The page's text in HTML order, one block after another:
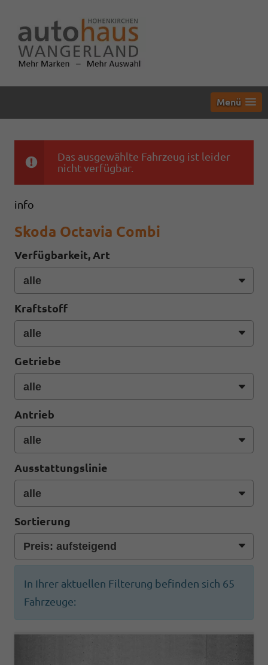
Menü
Das ausgewählte Fahrzeug ist leider
nicht verfügbar.
info
Skoda Octavia Combi
Verfügbarkeit, Art
Kraftstoff
Getriebe
Antrieb
Ausstattungslinie
Sortierung
In Ihrer aktuellen Filterung befinden sich 65
Fahrzeuge: